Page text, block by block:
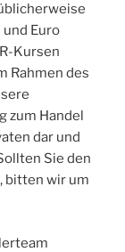
Euro
Kursen
Rahmen des
zum Handel
dar und
Sie den
bitten wir um